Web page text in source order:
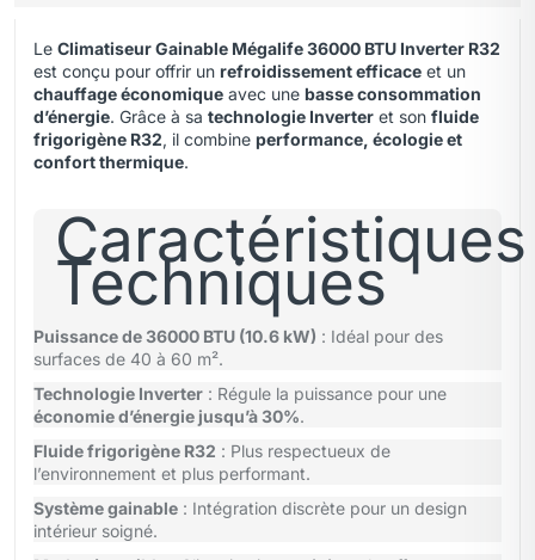
Le Climatiseur Gainable Mégalife 36000 BTU Inverter R32
est conçu pour offrir un refroidissement efficace et un
chauffage économique avec une basse consommation
d’énergie. Grâce à sa technologie Inverter et son fluide
frigorigène R32, il combine performance, écologie et
confort thermique.
Caractéristiques
Techniques
Puissance de 36000 BTU (10.6 kW) : Idéal pour des
surfaces de 40 à 60 m².
Technologie Inverter : Régule la puissance pour une
économie d’énergie jusqu’à 30%.
Fluide frigorigène R32 : Plus respectueux de
l’environnement et plus performant.
Système gainable : Intégration discrète pour un design
intérieur soigné.